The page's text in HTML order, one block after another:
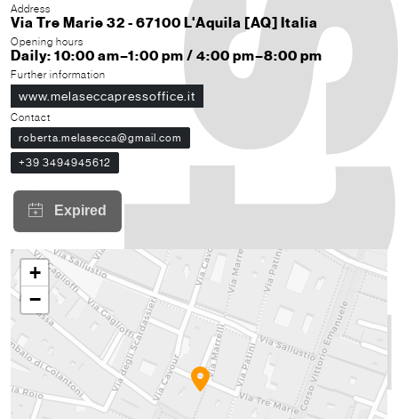
Address
Via Tre Marie 32 - 67100 L'Aquila [AQ] Italia
Opening hours
Daily: 10:00 am–1:00 pm / 4:00 pm–8:00 pm
Further information
www.melaseccapressoffice.it
Contact
roberta.melasecca@gmail.com
+39 3494945612
+
−